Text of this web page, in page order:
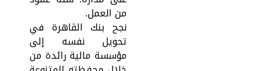
من العمل.
نجح بنك القاهرة في
تحويل نفسه إلى
مؤسسة مالية رائدة من